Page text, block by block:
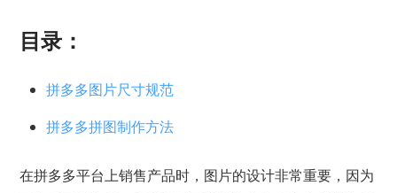
目录：
拼多多图片尺寸规范
拼多多拼图制作方法
在拼多多平台上销售产品时，图片的设计非常重要，因为